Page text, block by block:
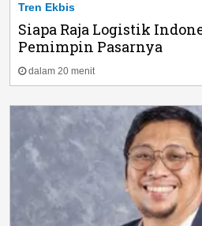
Tren Ekbis
Siapa Raja Logistik
Pemimpin Pasarnya
dalam 20 menit